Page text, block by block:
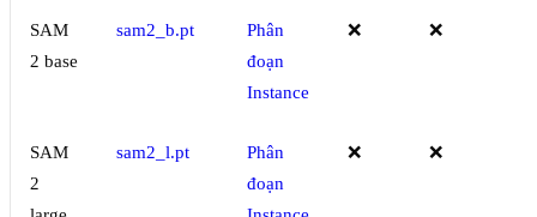
SAM
2 base
sam2_b.pt
Phân
đoạn
Instance
❌ ❌
SAM
2
sam2_l.pt
Phân
đoạn
❌ ❌